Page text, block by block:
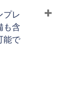
プレ
も含
能で